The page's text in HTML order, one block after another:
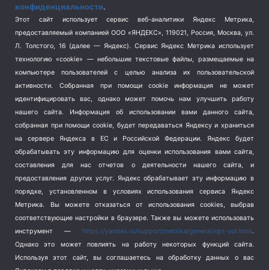
Спорт (740)
Терроризм (1)
Транспорт (262)
Туризм (178)
Флот (76)
Школа и спорт (2)
Экология (8)
Экономика (1172)
конфиденциальности.
Этот сайт использует сервис веб-аналитики Яндекс Метрика,
предоставляемый компанией ООО «ЯНДЕКС», 119021, Россия, Москва, ул.
Л. Толстого, 16 (далее — Яндекс). Сервис Яндекс Метрика использует
технологию «cookie» — небольшие текстовые файлы, размещаемые на
компьютере пользователей с целью анализа их пользовательской
активности.
Собранная при помощи cookie информация не может
идентифицировать вас, однако может помочь нам улучшить работу
нашего сайта. Информация об использовании вами данного сайта,
собранная при помощи cookie, будет передаваться Яндексу и храниться
на сервере Яндекса в ЕС и Российской Федерации. Яндекс будет
обрабатывать эту информацию для оценки использования вами сайта,
составления для нас отчетов о деятельности нашего сайта, и
предоставления других услуг. Яндекс обрабатывает эту информацию в
порядке, установленном в условиях использования сервиса Яндекс
Метрика.
Вы можете отказаться от использования cookies, выбрав
соответствующие настройки в браузере. Также вы можете использовать
инструмент — https://yandex.ru/support/metrika/general/opt-out.html.
Однако это может повлиять на работу некоторых функций сайта.
Используя этот сайт, вы соглашаетесь на обработку данных о вас